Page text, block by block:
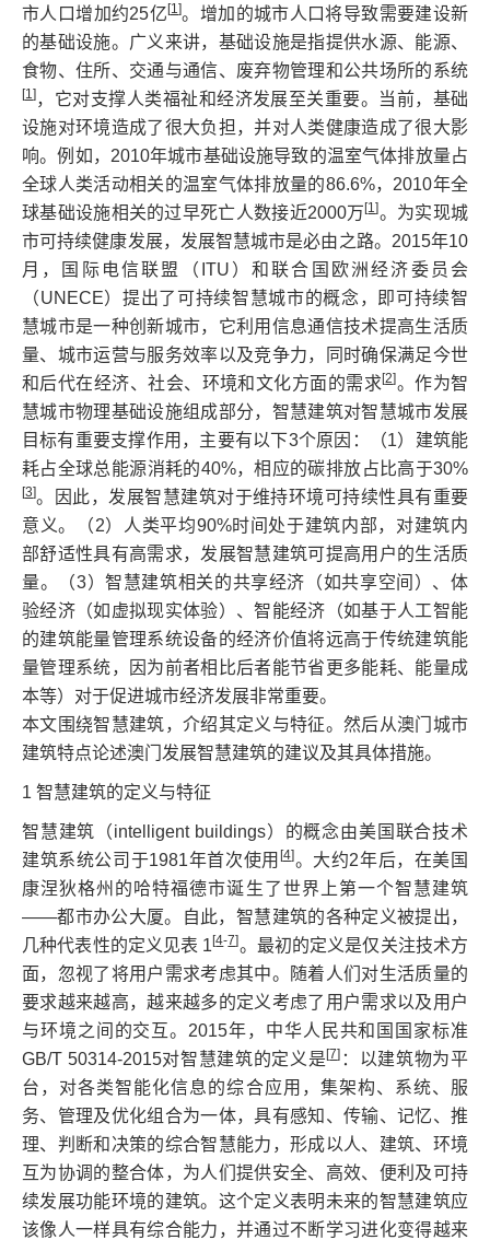
市人口增加约25亿 [1]。增加的城市人口将导致需要建设新
的基础设施。广义来讲，基础设施是指提供水源、能源、
食物、住所、交通与通信、废弃物管理和公共场所的系统
[1] ，它对支撑人类福祉和经济发展至关重要。当前，基础
设施对环境造成了很大负担，并对人类健康造成了很大影
响。例如，2010年城市基础设施导致的温室气体排放量占
全球人类活动相关的温室气体排放量的86.6%，2010年全
球基础设施相关的过早死亡人数接近2000万[1]。为实现城
市可持续健康发展，发展智慧城市是必由之路。2015年10
月，国际电信联盟（ITU）和联合国欧洲经济委员会
（UNECE）提出了可持续智慧城市的概念，即可持续智
慧城市是一种创新城市，它利用信息通信技术提高生活质
量、城市运营与服务效率以及竞争力，同时确保满足今世
和后代在经济、社会、环境和文化方面的需求[2]。作为智
慧城市物理基础设施组成部分，智慧建筑对智慧城市发展
目标有重要支撑作用，主要有以下3个原因：（1）建筑能
耗占全球总能源消耗的40%，相应的碳排放占比高于30%
[3]。因此，发展智慧建筑对于维持环境可持续性具有重要
意义。（2）人类平均90%时间处于建筑内部，对建筑内
部舒适性具有高需求，发展智慧建筑可提高用户的生活质
量。（3）智慧建筑相关的共享经济（如共享空间）、体
验经济（如虚拟现实体验）、智能经济（如基于人工智能
的建筑能量管理系统设备的经济价值将远高于传统建筑能
量管理系统，因为前者相比后者能节省更多能耗、能量成
本等）对于促进城市经济发展非常重要。
本文围绕智慧建筑，介绍其定义与特征。然后从澳门城市
建筑特点论述澳门发展智慧建筑的建议及其具体措施。
1 智慧建筑的定义与特征
智慧建筑（intelligent buildings）的概念由美国联合技术
建筑系统公司于1981年首次使用 [4]。大约2年后，在美国
康涅狄格州的哈特福德市诞生了世界上第一个智慧建筑
——都市办公大厦。自此，智慧建筑的各种定义被提出，
几种代表性的定义见表 1[4-7]。最初的定义是仅关注技术方
面，忽视了将用户需求考虑其中。随着人们对生活质量的
要求越来越高，越来越多的定义考虑了用户需求以及用户
与环境之间的交互。2015年，中华人民共和国国家标准
GB/T 50314-2015对智慧建筑的定义是[7] ：以建筑物为平
台，对各类智能化信息的综合应用，集架构、系统、服
务、管理及优化组合为一体，具有感知、传输、记忆、推
理、判断和决策的综合智慧能力，形成以人、建筑、环境
互为协调的整合体，为人们提供安全、高效、便利及可持
续发展功能环境的建筑。这个定义表明未来的智慧建筑应
该像人一样具有综合能力，并通过不断学习进化变得越来